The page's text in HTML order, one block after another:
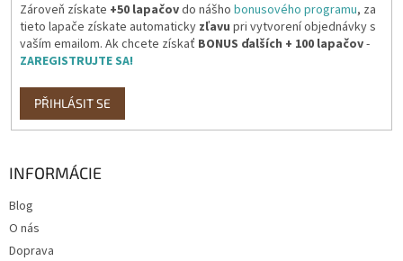
Zároveň získate +50 lapačovdo nášho bonusového programu, za
tieto lapače získate automaticky zľavu pri vytvorení objednávky s
vaším emailom. Ak chcete získať BONUS ďalších + 100 lapačov-
ZAREGISTRUJTE SA!
PŘIHLÁSIT SE
INFORMÁCIE
Blog
O nás
Doprava